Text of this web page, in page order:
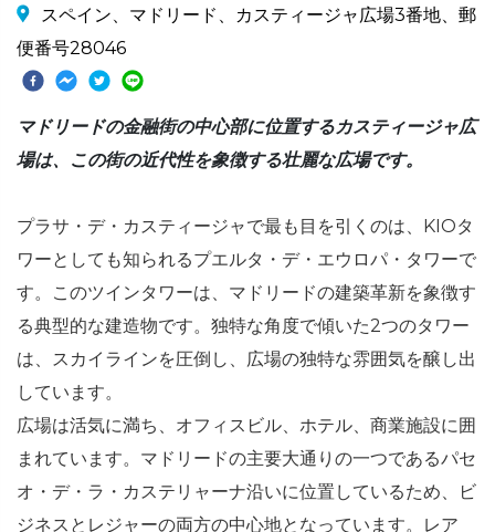
スペイン、マドリード、カスティージャ広場3番地、郵
便番号28046
マドリードの金融街の中心部に位置するカスティージャ広
場は、この街の近代性を象徴する壮麗な広場です。
プラサ・デ・カスティージャで最も目を引くのは、KIOタ
ワーとしても知られるプエルタ・デ・エウロパ・タワーで
す。このツインタワーは、マドリードの建築革新を象徴す
る典型的な建造物です。独特な角度で傾いた2つのタワー
は、スカイラインを圧倒し、広場の独特な雰囲気を醸し出
しています。
広場は活気に満ち、オフィスビル、ホテル、商業施設に囲
まれています。マドリードの主要大通りの一つであるパセ
オ・デ・ラ・カステリャーナ沿いに位置しているため、ビ
ジネスとレジャーの両方の中心地となっています。レア